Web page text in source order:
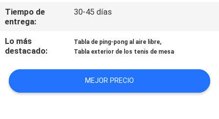
CONTACTA
CON
NOSOTROS
SOLICITAR
Tiempo de
entrega:
30-45 días
Lo más
destacado:
Tabla de ping-pong al aire libre,
Tabla exterior de los tenis de mesa
MEJOR PRECIO